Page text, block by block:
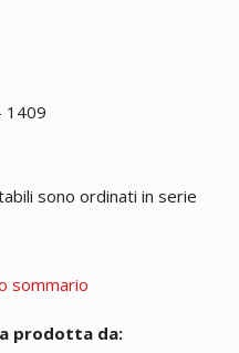
sono ordinati in serie
sommario
prodotta da: